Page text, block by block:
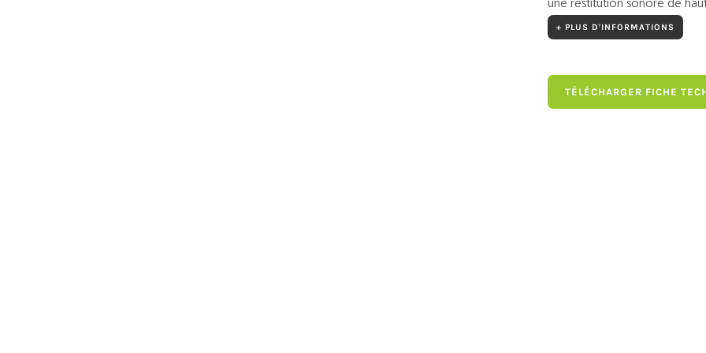
une restitution sonore de
+ PLUS D'INFORMATIONS
TÉLÉCHARGER FICHE